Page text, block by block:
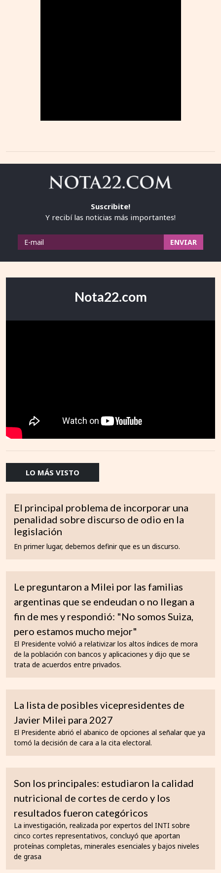
Suscribite!
Y recibí las noticias más importantes!
Nota22.com
LO MÁS VISTO
El principal problema de incorporar una
penalidad sobre discurso de odio en la
legislación
En primer lugar, debemos definir que es un discurso.
Le preguntaron a Milei por las familias
argentinas que se endeudan o no llegan a
fin de mes y respondió: "No somos Suiza,
pero estamos mucho mejor"
El Presidente volvió a relativizar los altos índices de mora
de la población con bancos y aplicaciones y dijo que se
trata de acuerdos entre privados.
La lista de posibles vicepresidentes de
Javier Milei para 2027
El Presidente abrió el abanico de opciones al señalar que ya
tomó la decisión de cara a la cita electoral.
Son los principales: estudiaron la calidad
nutricional de cortes de cerdo y los
resultados fueron categóricos
La investigación, realizada por expertos del INTI sobre
cinco cortes representativos, concluyó que aportan
proteínas completas, minerales esenciales y bajos niveles
de grasa